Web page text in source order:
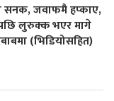
सनक, जवाफमै हप्काए,
लुरुक्क भएर मागे
(भिडियोसहित)